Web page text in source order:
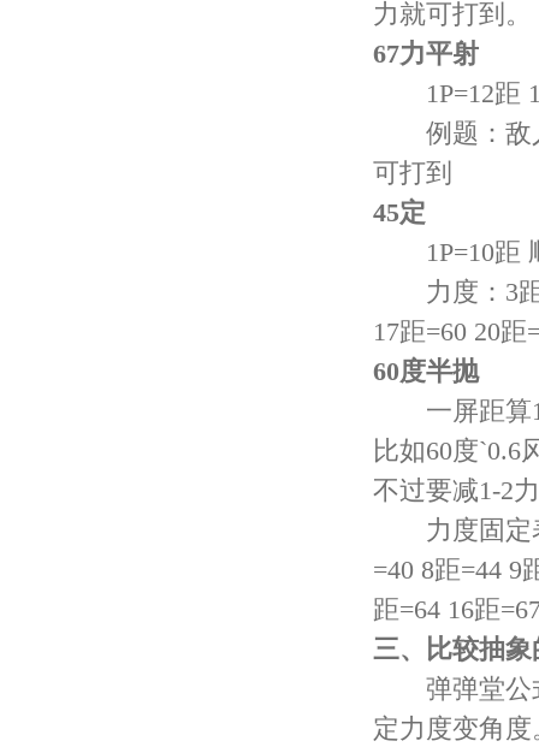
力就可打到。
67力平射
1P=12距 1
例题：敌人
可打到
45定
1P=10距
力度：3距
17距=60 20距
60度半抛
一屏距算
比如60度`0.6
不过要减1-2
力度固定表:
=40 8距=44 9
距=64 16距
三、比较抽象
弹弹堂公式
定力度变角